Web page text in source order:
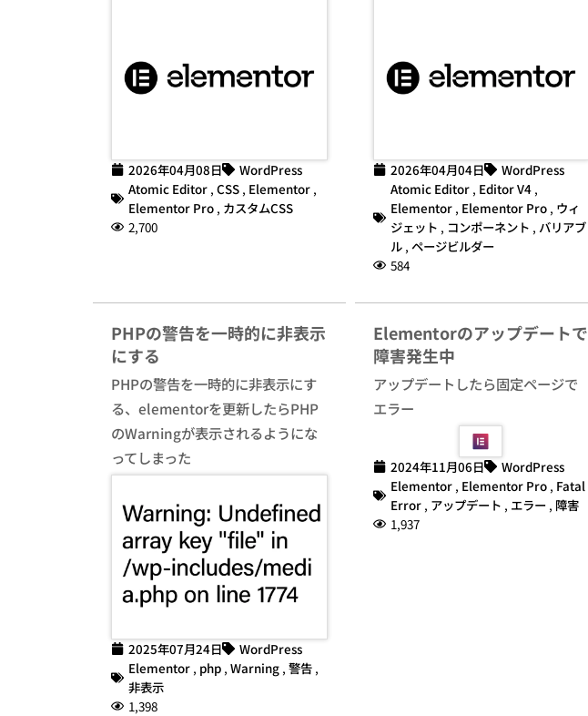
2026年04月08日
WordPress
Atomic Editor , CSS , Elementor ,
Elementor Pro , カスタムCSS
2,700
2026年04月04日
WordPress
Atomic Editor, Editor V4,
Elementor, Elementor Pro, ウィ
ジェット , コンポーネント , バリアブ
ル, ページビルダー
584
PHPの警告を一時的に非表示
にする
PHPの警告を一時的に非表示にす
る、elementorを更新したらPHP
のWarningが表示されるようにな
ってしまった
2025年07月24日
WordPress
Elementor , php , Warning , 警告 ,
非表示
1,398
Elementorのアップデートで
障害発生中
アップデートしたら固定ページで
エラー
2024年11月06日
WordPress
Elementor, Elementor Pro, Fatal
Error, アップデート , エラー, 障害
1,937